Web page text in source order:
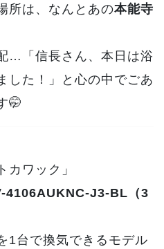
所は、なんとあの本能寺
…「信長さん、本日は浴
した！」と心の中でごあ
🤭
カワック」
4106AUKNC-J3-BL（3
1台で換気できるモデル